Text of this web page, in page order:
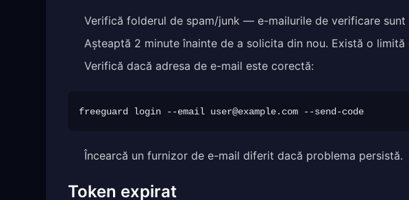
Verifică folderul de spam/junk — e-mailurile de verificare sunt
Așteaptă 2 minute înainte de a solicita din nou. Există o
Verifică dacă adresa de e-mail este corectă:
freeguard login --email user@example.com
Încearcă un furnizor de e-mail diferit dacă problema persistă.
Token expirat